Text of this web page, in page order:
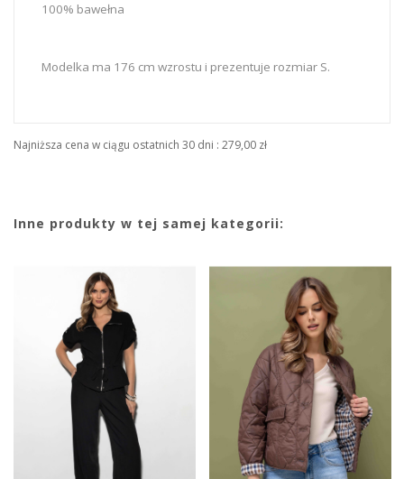
100% bawełna
Modelka ma 176 cm wzrostu i prezentuje rozmiar S.
Najniższa cena w ciągu ostatnich 30 dni : 279,00 zł
Inne produkty w tej samej kategorii: